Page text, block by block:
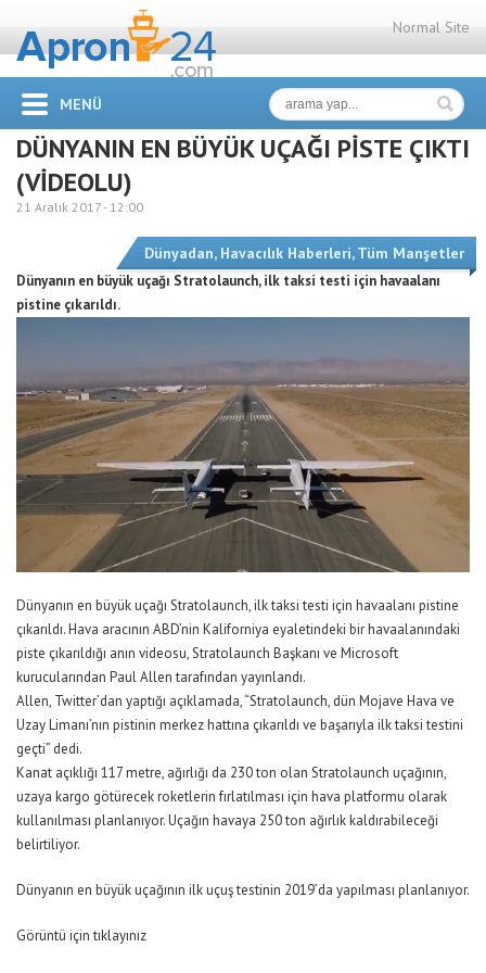
Normal Site
MENÜ
DÜNYANIN EN BÜYÜK UÇAĞI PİSTE ÇIKTI
(VİDEOLU)
21 Aralık 2017 - 12:00
Dünyadan, Havacılık Haberleri,Tüm Manşetler
Dünyanın en büyük uçağı Stratolaunch, ilk taksi testi için havaalanı
pistine çıkarıldı.
Dünyanın en büyük uçağı Stratolaunch, ilk taksi testi için havaalanı pistine
çıkarıldı. Hava aracının ABD’nin Kaliforniya eyaletindeki bir havaalanındaki
piste çıkarıldığı anın videosu, Stratolaunch Başkanı ve Microsoft
kurucularından Paul Allen tarafından yayınlandı.
Allen, Twitter’dan yaptığı açıklamada, “Stratolaunch, dün Mojave Hava ve
Uzay Limanı’nın pistinin merkez hattına çıkarıldı ve başarıyla ilk taksi testini
geçti” dedi.
Kanat açıklığı 117 metre, ağırlığı da 230 ton olan Stratolaunch uçağının,
uzaya kargo götürecek roketlerin fırlatılması için hava platformu olarak
kullanılması planlanıyor. Uçağın havaya 250 ton ağırlık kaldırabileceği
belirtiliyor.
Dünyanın en büyük uçağının ilk uçuş testinin 2019’da yapılması planlanıyor.
Görüntü için tıklayınız